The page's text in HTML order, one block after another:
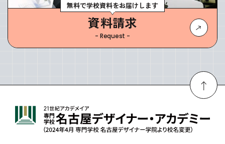
無料で学校資料をお届けします
資料請求
- Request -